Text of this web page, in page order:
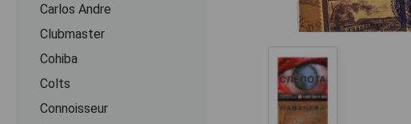
Carlos Andre
Clubmaster
Cohiba
Colts
Connoisseur